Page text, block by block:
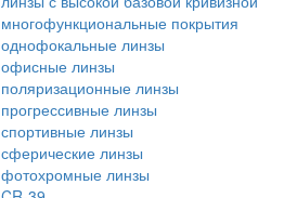
многофункциональные покрытия
однофокальные линзы
офисные линзы
поляризационные линзы
прогрессивные линзы
спортивные линзы
сферические линзы
фотохромные линзы